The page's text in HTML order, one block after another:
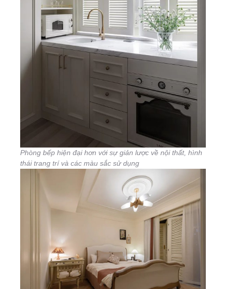
Phòng bếp hiện đại hơn với sự giản lược về nội thất, hình
thái trang trí và các màu sắc sử dụng